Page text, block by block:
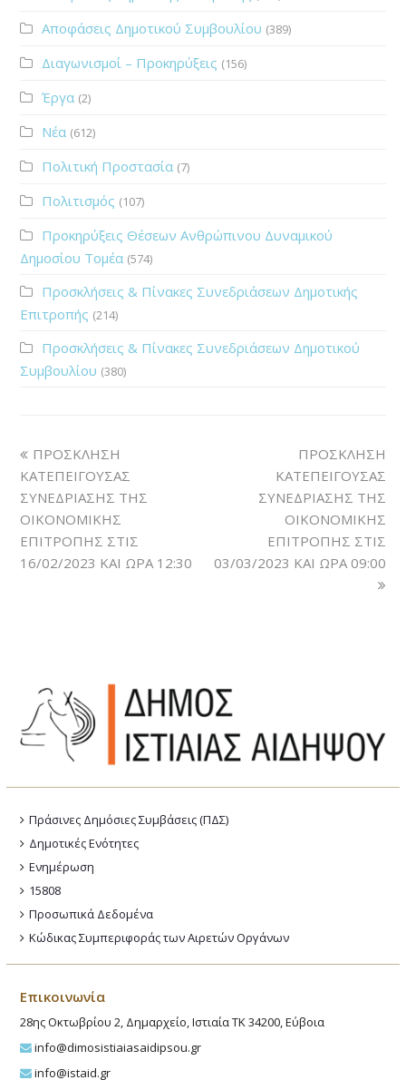
Αποφάσεις Δημοτικού Συμβουλίου (389)
Διαγωνισμοί – Προκηρύξεις (156)
Έργα (2)
Νέα (612)
Πολιτική Προστασία (7)
Πολιτισμός (107)
Προκηρύξεις Θέσεων Ανθρώπινου Δυναμικού
Δημοσίου Τομέα (574)
Προσκλήσεις & Πίνακες Συνεδριάσεων Δημοτικής
Επιτροπής (214)
Προσκλήσεις & Πίνακες Συνεδριάσεων Δημοτικού
Συμβουλίου (380)
ΠΡΟΣΚΛΗΣΗ
ΚΑΤΕΠΕΙΓΟΥΣΑΣ
ΣΥΝΕΔΡΙΑΣΗΣ ΤΗΣ
ΟΙΚΟΝΟΜΙΚΗΣ
ΕΠΙΤΡΟΠΗΣ ΣΤΙΣ
16/02/2023 ΚΑΙ ΩΡΑ 12:30
ΠΡΟΣΚΛΗΣΗ
ΚΑΤΕΠΕΙΓΟΥΣΑΣ
ΣΥΝΕΔΡΙΑΣΗΣ ΤΗΣ
ΟΙΚΟΝΟΜΙΚΗΣ
ΕΠΙΤΡΟΠΗΣ ΣΤΙΣ
03/03/2023 ΚΑΙ ΩΡΑ 09:00
Πράσινες Δημόσιες Συμβάσεις (ΠΔΣ)
Δημοτικές Ενότητες
Ενημέρωση
15808
Προσωπικά Δεδομένα
Κώδικας Συμπεριφοράς των Αιρετών Οργάνων
Επικοινωνία
28ης Οκτωβρίου 2, Δημαρχείο, Ιστιαία ΤΚ 34200, Εύβοια
info@dimosistiaiasaidipsou.gr
info@istaid.gr